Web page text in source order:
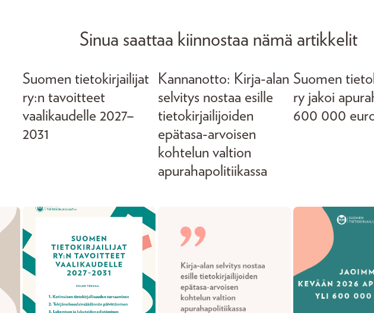
Sinua saattaa kiinnostaa nämä artikkelit
Suomen tietokirjailijat
ry:n tavoitteet
vaalikaudelle 2027–
2031
Kannanotto: Kirja-alan
selvitys nostaa esille
tietokirjailijoiden
epätasa-arvoisen
kohtelun valtion
apurahapolitiikassa
Suomen
ry jakoi
600 000